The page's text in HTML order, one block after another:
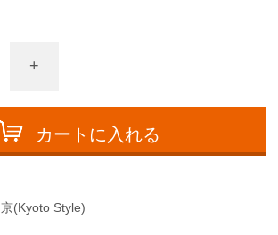
+
カートに入れる
京(Kyoto Style)